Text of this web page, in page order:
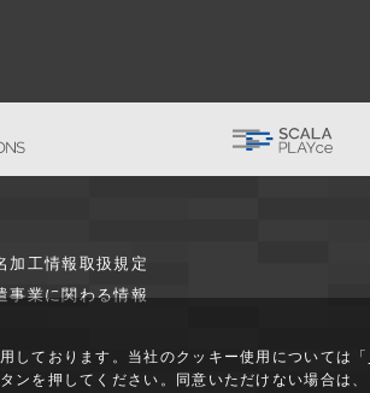
加工情報取扱規定
事業に関わる情報
しております。当社のクッキー使用については「
ンを押してください。同意いただけない場合は